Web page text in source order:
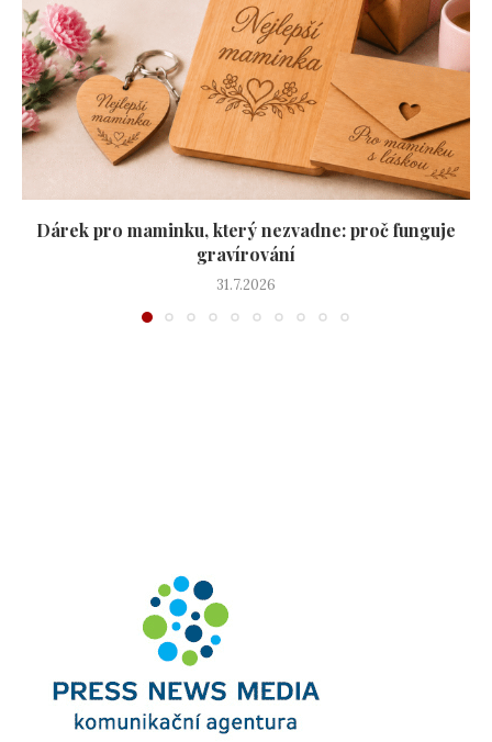
Dárek pro maminku, který nezvadne: proč funguje
gravírování
31.7.2026